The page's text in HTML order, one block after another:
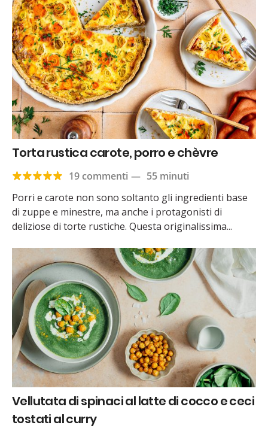
Torta rustica carote, porro e chèvre
19 commenti — 55 minuti
Porri e carote non sono soltanto gli ingredienti base
di zuppe e minestre, ma anche i protagonisti di
deliziose di torte rustiche. Questa originalissima...
Vellutata di spinaci al latte di cocco e ceci
tostati al curry